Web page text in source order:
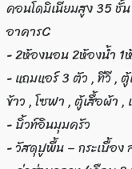
คอนโดมิเนียมสูง 35 ชั้
อาคารC
- 2ห้องนอน 2ห้องน้ำ 1
- แถมแอร์ 3 ตัว , ทีวี , ตู้
ข้าว , โซฟา , ตู้เสื้อผ้า ,
- บิ้วท์อินมุมครัว
- วัสดุปูพื้น – กระเบื้อง